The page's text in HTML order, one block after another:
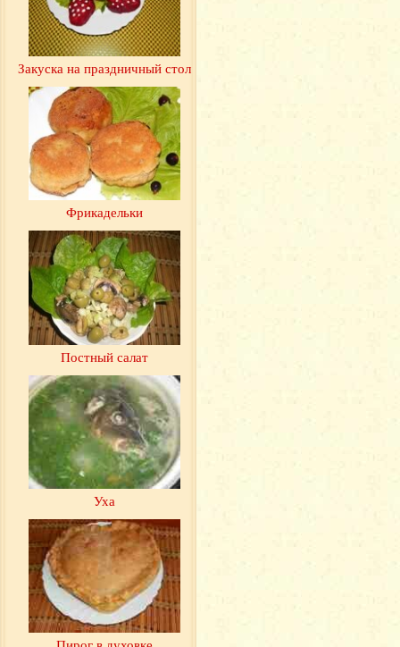
Закуска на праздничный стол
Фрикадельки
Постный салат
Уха